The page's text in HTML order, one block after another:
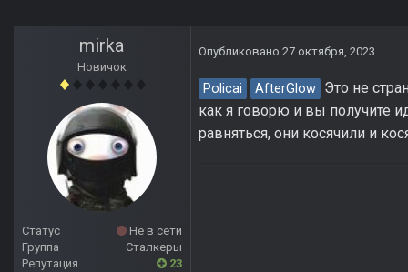
mirka
Новичок
Статус
Не в сети
Группа
Сталкеры
Репутация
23
Опубликовано 27 октября, 2023
Policai AfterGlow Это не
как я говорю и вы получите
равняться, они косячили и